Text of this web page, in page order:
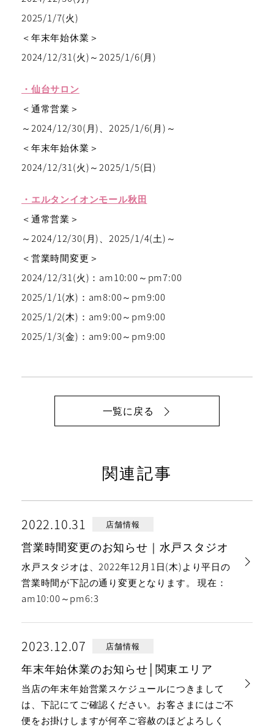
2025/1/7(火)
＜年末年始休業＞
2024/12/31(火)～2025/1/6(月)
・仙台サロン
＜通常営業＞
～2024/12/30(月)、2025/1/6(月)～
＜年末年始休業＞
2024/12/31(火)～2025/1/5(日)
・エルタンイオンモール秋田
＜通常営業＞
～2024/12/30(月)、2025/1/4(土)～
＜営業時間変更＞
2024/12/31(火)：am10:00～pm7:00
2025/1/1(水)：am8:00～pm9:00
2025/1/2(木)：am9:00～pm9:00
2025/1/3(金)：am9:00～pm9:00
一覧に戻る
関連記事
2022.10.31 店舗情報
営業時間変更のお知らせ｜水戸スタジオ
水戸スタジオは、2022年12月1日(木)より平日の
営業時間が下記の通り変更となります。 現在：
am10:00～pm6:3
2023.12.07 店舗情報
年末年始休業のお知らせ│関東エリア
当店の年末年始営業スケジュールにつきまして
は、下記にてご確認ください。お客さまにはご不
便をお掛けしますが何卒ご容赦のほどよろしく